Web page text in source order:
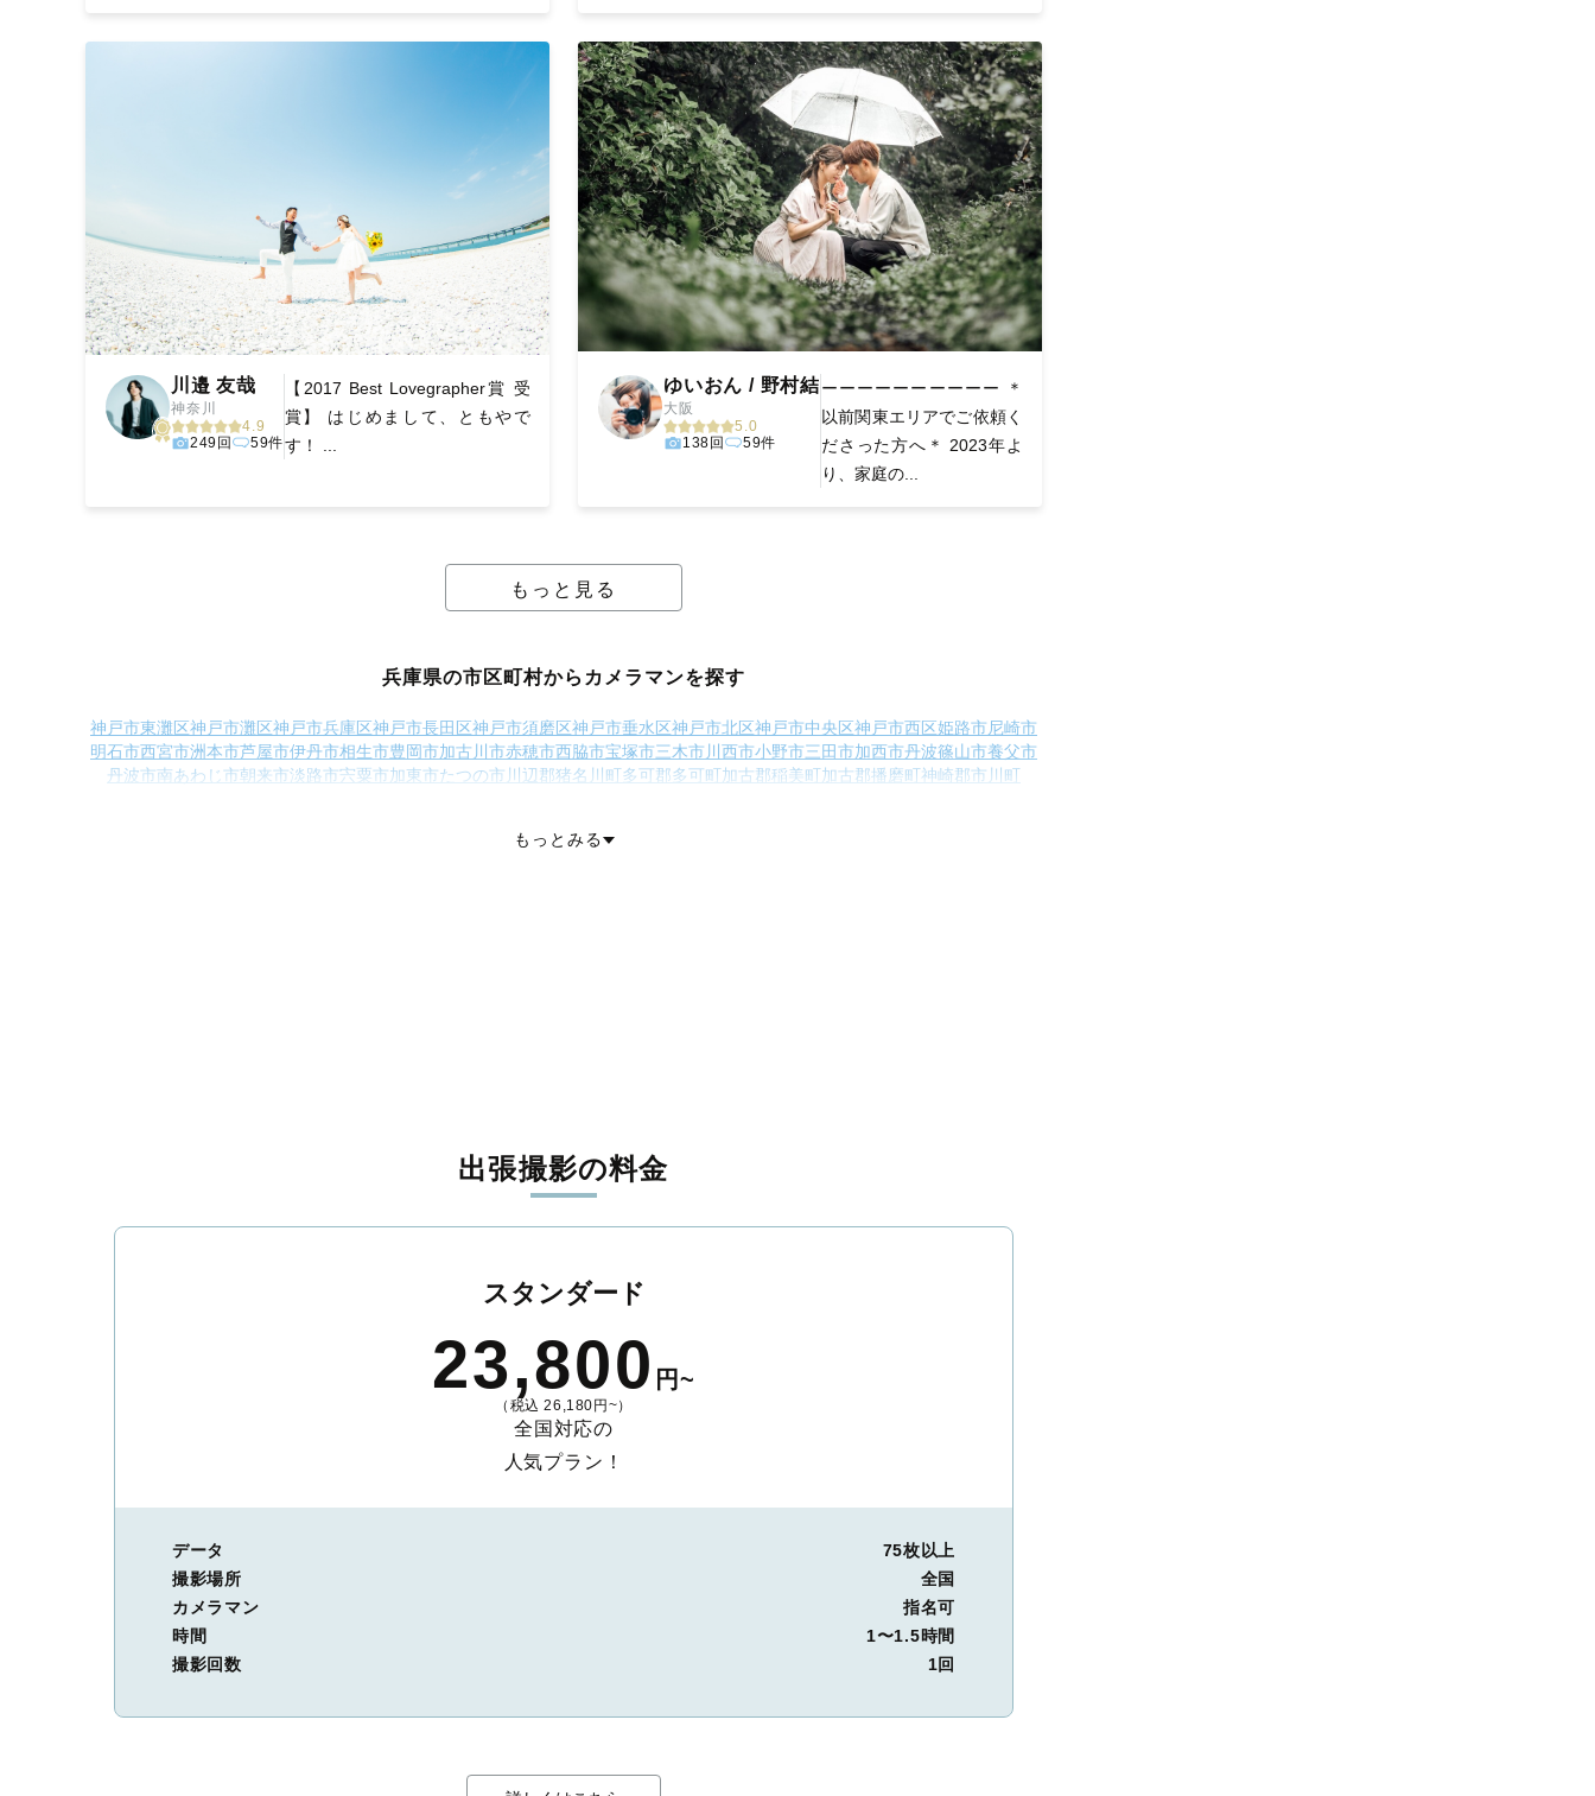
川邉 友哉
神奈川
4.9
249回
59件
【2017 Best Lovegrapher賞 受
賞】 はじめまして、ともやで
す！ ...
ゆいおん / 野村結
大阪
5.0
138回
59件
ーーーーーーーーーー ＊
以前関東エリアでご依頼く
ださった方へ＊ 2023年よ
り、家庭の...
もっと見る
兵庫県の市区町村からカメラマンを探す
神戸市東灘区神戸市灘区神戸市兵庫区神戸市長田区神戸市須磨区神戸市垂水区神戸市北区神戸市中央区神戸市西区姫路市尼崎市
明石市西宮市洲本市芦屋市伊丹市相生市豊岡市加古川市赤穂市西脇市宝塚市三木市川西市小野市三田市加西市丹波篠山市養父市
丹波市南あわじ市朝来市淡路市宍粟市加東市たつの市 川辺郡猪名川町多可郡多可町加古郡稲美町加古郡播磨町神崎郡市川町
もっとみる
出張撮影の料金
スタンダード
23,800 円~
（税込 26,180円~）
全国対応の
人気プラン！
データ
75枚以上
撮影場所
全国
カメラマン
指名可
時間
1〜1.5時間
撮影回数
1回